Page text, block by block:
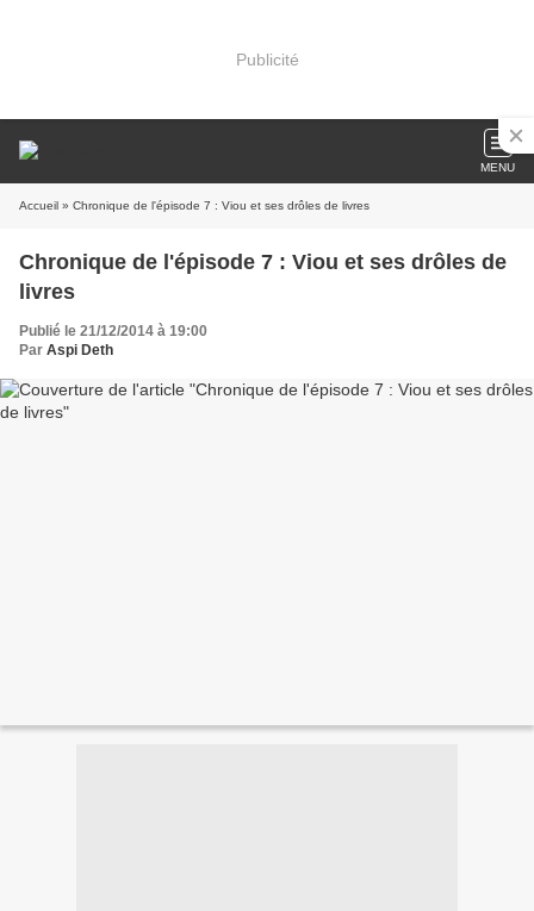
Publicité
MENU
Accueil » Chronique de l'épisode 7 : Viou et ses drôles de livres
Chronique de l'épisode 7 : Viou et ses drôles de
livres
Publié le 21/12/2014 à 19:00
Par Aspi Deth